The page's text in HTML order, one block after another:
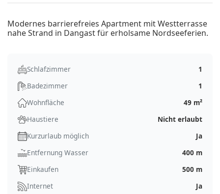
Modernes barrierefreies Apartment mit Westterrasse
nahe Strand in Dangast für erholsame Nordseeferien.
Schlafzimmer
1
Badezimmer
1
Wohnfläche
49 m²
Haustiere
Nicht erlaubt
Kurzurlaub möglich
Ja
Entfernung Wasser
400 m
Einkaufen
500 m
Internet
Ja